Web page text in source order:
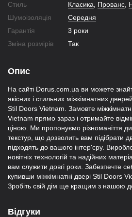
Стиль
Класика Прованс
Шумоізоляція
Середня
Гарантія
3 роки
Зміна розмірів
Так
Опис
На сайті Dorus.com.ua ви можете
якісних і стильних міжкімнатних
Stil Doors Vietnam. Замовте
Vietnam прямо зараз і отримайте
ціною. Ми пропонуємо різноманіття
текстур, що дозволить вам підібрати
підходять до вашого інтер'єру.
новітніх технологій та надійних
вам служити довгі роки. Забезпечте
купивши міжкімнатні двері Stil Doors
Зробіть свій дім ще кращим з нашою
Відгуки